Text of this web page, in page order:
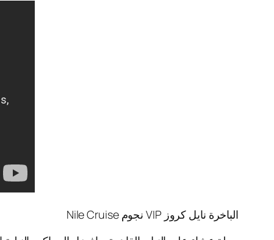
الباخرة نايل كروز VIP نجوم Nile Cruise